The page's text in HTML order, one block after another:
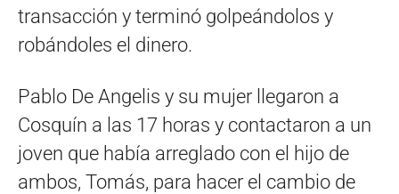
transacción y terminó golpeándolos y
robándoles el dinero.
Pablo De Angelis y su mujer llegaron a
Cosquín a las 17 horas y contactaron a un
joven que había arreglado con el hijo de
ambos, Tomás, para hacer el cambio de